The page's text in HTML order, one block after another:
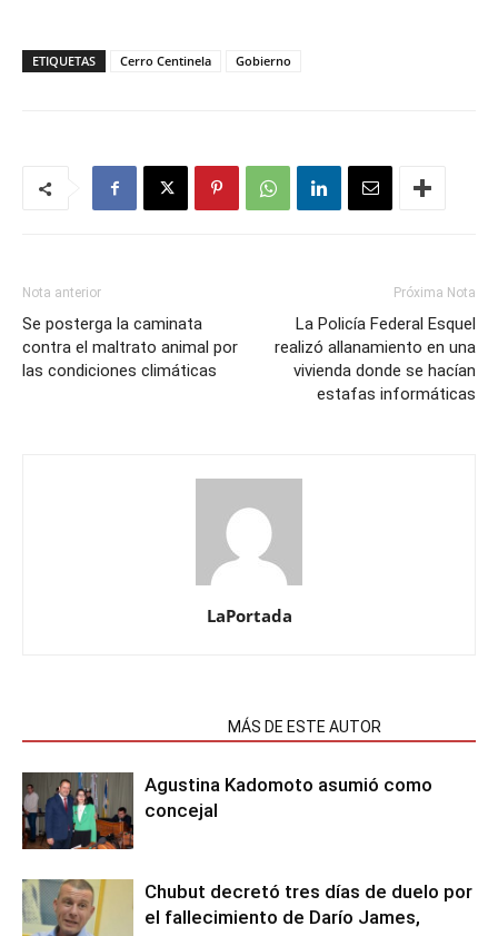
ETIQUETAS Cerro Centinela Gobierno
Nota anterior
Se posterga la caminata
contra el maltrato animal por
las condiciones climáticas
Próxima Nota
La Policía Federal Esquel
realizó allanamiento en una
vivienda donde se hacían
estafas informáticas
LaPortada
MÁS DE ESTE AUTOR
Agustina Kadomoto asumió como
concejal
Chubut decretó tres días de duelo por
el fallecimiento de Darío James,